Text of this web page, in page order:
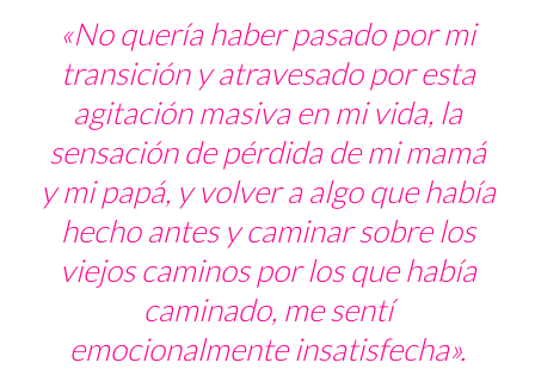
«No quería haber pasado por mi
transición y atravesado por esta
agitación masiva en mi vida, la
sensación de pérdida de mi mamá
y mi papá, y volver a algo que había
hecho antes y caminar sobre los
viejos caminos por los que había
caminado, me sentí
emocionalmente insatisfecha».